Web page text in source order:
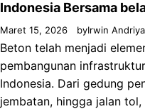
Indonesia Bersama
Maret 15, 2026 byIrwin
Beton telah menjadi
pembangunan
Indonesia. Dari gedung
jembatan, hingga jalan tol,